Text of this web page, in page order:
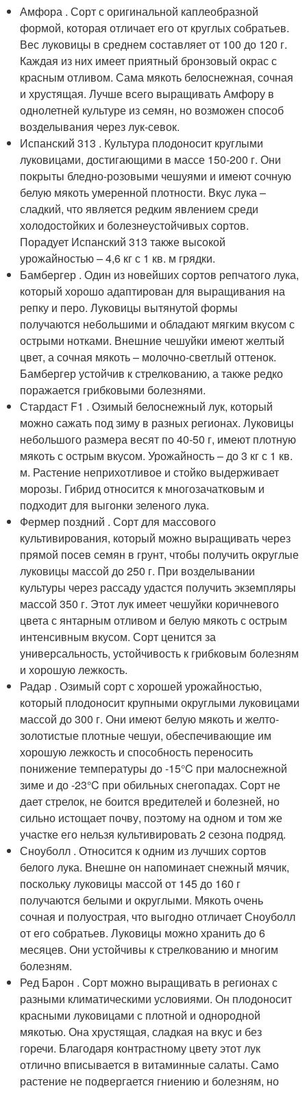
Амфора . Сорт с оригинальной каплеобразной
формой, которая отличает его от круглых собратьев.
Вес луковицы в среднем составляет от 100 до 120 г.
Каждая из них имеет приятный бронзовый окрас с
красным отливом. Сама мякоть белоснежная, сочная
и хрустящая. Лучше всего выращивать Амфору в
однолетней культуре из семян, но возможен способ
возделывания через лук-севок.
Испанский 313 . Культура плодоносит круглыми
луковицами, достигающими в массе 150-200 г. Они
покрыты бледно-розовыми чешуями и имеют сочную
белую мякоть умеренной плотности. Вкус лука –
сладкий, что является редким явлением среди
холодостойких и болезнеустойчивых сортов.
Порадует Испанский 313 также высокой
урожайностью – 4,6 кг с 1 кв. м грядки.
Бамбергер . Один из новейших сортов репчатого лука,
который хорошо адаптирован для выращивания на
репку и перо. Луковицы вытянутой формы
получаются небольшими и обладают мягким вкусом с
острыми нотками. Внешние чешуйки имеют желтый
цвет, а сочная мякоть – молочно-светлый оттенок.
Бамбергер устойчив к стрелкованию, а также редко
поражается грибковыми болезнями.
Стардаст F1 . Озимый белоснежный лук, который
можно сажать под зиму в разных регионах. Луковицы
небольшого размера весят по 40-50 г, имеют плотную
мякоть с острым вкусом. Урожайность – до 3 кг с 1 кв.
м. Растение неприхотливое и стойко выдерживает
морозы. Гибрид относится к многозачатковым и
подходит для выгонки зеленого лука.
Фермер поздний . Сорт для массового
культивирования, который можно выращивать через
прямой посев семян в грунт, чтобы получить округлые
луковицы массой до 250 г. При возделывании
культуры через рассаду удастся получить экземпляры
массой 350 г. Этот лук имеет чешуйки коричневого
цвета с янтарным отливом и белую мякоть с острым
интенсивным вкусом. Сорт ценится за
универсальность, устойчивость к грибковым болезням
и хорошую лежкость.
Радар . Озимый сорт с хорошей урожайностью,
который плодоносит крупными округлыми луковицами
массой до 300 г. Они имеют белую мякоть и желто-
золотистые плотные чешуи, обеспечивающие им
хорошую лежкость и способность переносить
понижение температуры до -15°C при малоснежной
зиме и до -23°C при обильных снегопадах. Сорт не
дает стрелок, не боится вредителей и болезней, но
сильно истощает почву, поэтому на одном и том же
участке его нельзя культивировать 2 сезона подряд.
Сноуболл . Относится к одним из лучших сортов
белого лука. Внешне он напоминает снежный мячик,
поскольку луковицы массой от 145 до 160 г
получаются белыми и округлыми. Мякоть очень
сочная и полуострая, что выгодно отличает Сноуболл
от его собратьев. Луковицы можно хранить до 6
месяцев. Они устойчивы к стрелкованию и многим
болезням.
Ред Барон . Сорт можно выращивать в регионах с
разными климатическими условиями. Он плодоносит
красными луковицами с плотной и однородной
мякотью. Она хрустящая, сладкая на вкус и без
горечи. Благодаря контрастному цвету этот лук
отлично вписывается в витаминные салаты. Само
растение не подвергается гниению и болезням, но